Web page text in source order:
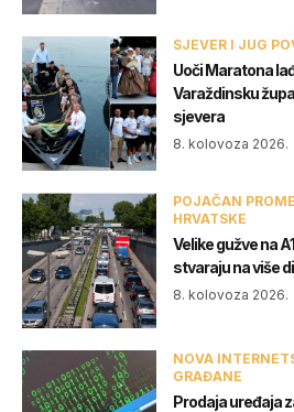
SJEVER I JUG
Uoči Maratona
Varaždinsku
sjevera
8. kolovoza 2026.
POJAČAN
HRVATSKE
Velike gužve na
stvaraju na više
8. kolovoza 2026.
NOVA
GRAĐANE
Prodaja uređaja